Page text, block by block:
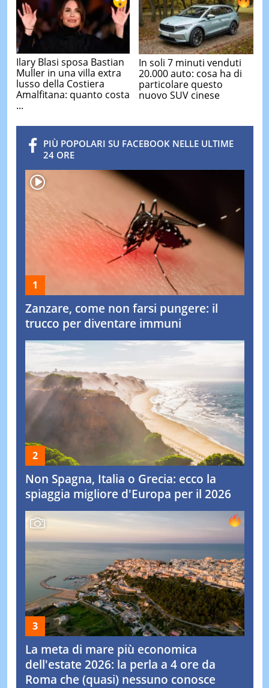
Ilary Blasi sposa Bastian
Muller in una villa extra
lusso della Costiera
Amalfitana: quanto costa
...
In soli 7 minuti venduti
20.000 auto: cosa ha di
particolare questo
nuovo SUV cinese
PIÙ POPOLARI SU FACEBOOK NELLE ULTIME
24 ORE
Zanzare, come non farsi pungere: il
trucco per diventare immuni
Non Spagna, Italia o Grecia: ecco la
spiaggia migliore d'Europa per il 2026
La meta di mare più economica
dell'estate 2026: la perla a 4 ore da
Roma che (quasi) nessuno conosce